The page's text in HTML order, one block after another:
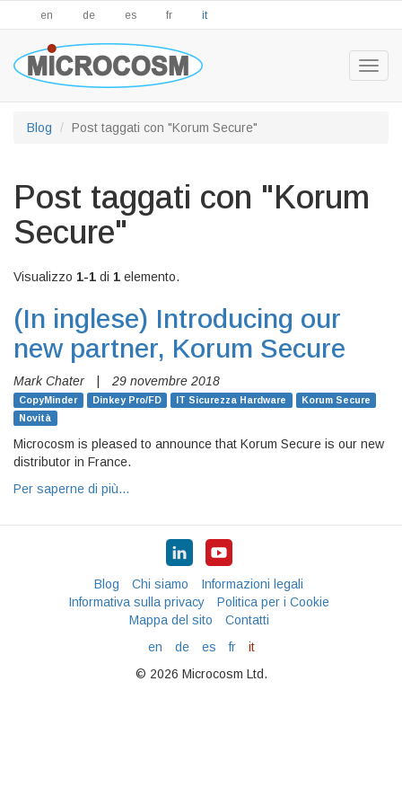
en de es fr it
Blog Post taggati con "Korum Secure"
Post taggati con "Korum
Secure"
Visualizzo 1-1 di 1 elemento.
(In inglese) Introducing our
new partner, Korum Secure
Mark Chater 29 novembre 2018
CopyMinder Dinkey Pro/FD IT Sicurezza Hardware
Korum Secure
Novità
Microcosm is pleased to announce that Korum Secure is our new
distributor in France.
Per saperne di più…
Blog Chi siamo
Informazioni legali
Informativa sulla privacy
Politica per i Cookie
Mappa del sito
Contatti
en
de es fr
it
© 2026 Microcosm Ltd.